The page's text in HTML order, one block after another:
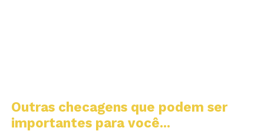
Outras checagens que podem ser
importantes para você...